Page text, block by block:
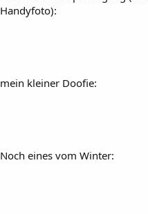
Handyfoto):
mein kleiner Doofie:
Noch eines vom Winter: